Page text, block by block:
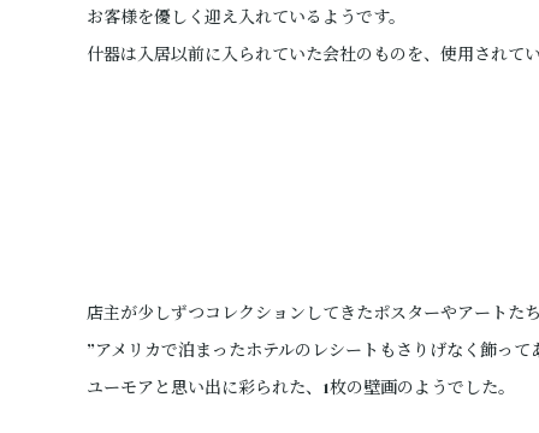
お客様を優しく迎え入れているようです。
什器は入居以前に入られていた会社のものを、使用されてい
店主が少しずつコレクションしてきたポスターやアートたち
”アメリカで泊まったホテルのレシートもさりげなく飾って
ユーモアと思い出に彩られた、1枚の壁画のようでした。